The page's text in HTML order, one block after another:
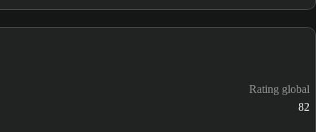
Rating global
82